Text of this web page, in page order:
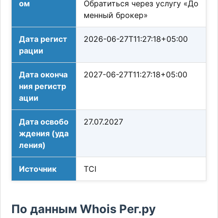
ом
Обратиться через услугу «До
менный брокер»
Дата регист
рации
2026-06-27T11:27:18+05:00
Дата оконча
ния регистр
ации
2027-06-27T11:27:18+05:00
Дата освобо
ждения (уда
ления)
27.07.2027
Источник TCI
По данным Whois Рег.ру